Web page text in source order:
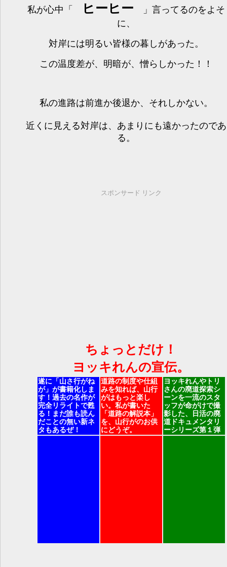
私が心中「 ヒーヒー 」言ってるのをよそ
に、
対岸には明るい皆様の暮しがあった。
この温度差が、明暗が、憎らしかった！！
私の進路は前進か後退か、それしかない。
近くに見える対岸は、あまりにも遠かったのであ
る。
スポンサード リンク
ちょっとだけ！
ヨッキれんの宣伝。
遂に「山さ行がね
が」が書籍化しま
す！過去の名作が
完全リライトで甦
る！まだ誰も読ん
だことの無い新ネ
タもあるぜ！
道路の制度や仕組
みを知れば、山行
がはもっと楽し
い。私が書いた
「道路の解説本」
を、山行がのお供
にどうぞ。
ヨッキれんやトリ
さんの廃道探索シ
ーンを一流のスタ
ッフが命がけで撮
影した、日活の廃
道ドキュメンタリ
ーシリーズ第１弾